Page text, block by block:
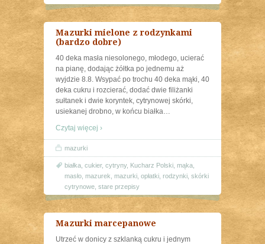
Mazurki mielone z rodzynkami
(bardzo dobre)
40 deka masła niesolonego, młodego, ucierać
na pianę, dodając żółtka po jednemu aż
wyjdzie 8.8. Wsypać po trochu 40 deka mąki, 40
deka cukru i rozcierać, dodać dwie filiżanki
sułtanek i dwie koryntek, cytrynowej skórki,
usiekanej drobno, w końcu białka…
Czytaj więcej ›
mazurki
białka cukier, cytryny, Kucharz Polski mąka
masło mazurek mazurki opłatki rodzynki skórki
cytrynowe stare przepisy
Mazurki marcepanowe
Utrzeć w donicy z szklanką cukru i jednym